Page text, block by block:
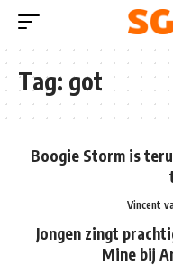
Tag: got
Boogie Storm is
Vincent
Jongen zingt
Mine bij